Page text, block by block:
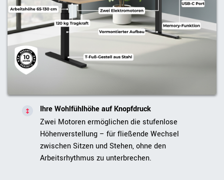
Ihre Wohlfühlhöhe auf Knopfdruck
Zwei Motoren ermöglichen die stufenlose
Höhenverstellung – für fließende Wechsel
zwischen Sitzen und Stehen, ohne den
Arbeitsrhythmus zu unterbrechen.